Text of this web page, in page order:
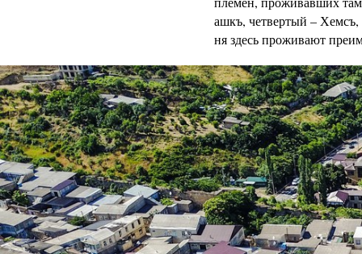
ашкъ, четвертый –
ня здесь проживают